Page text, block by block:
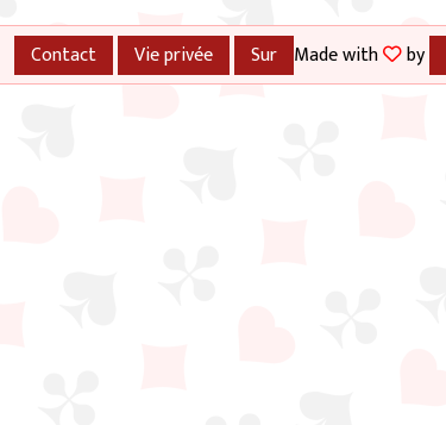
Contact Vie privée Sur Made with by